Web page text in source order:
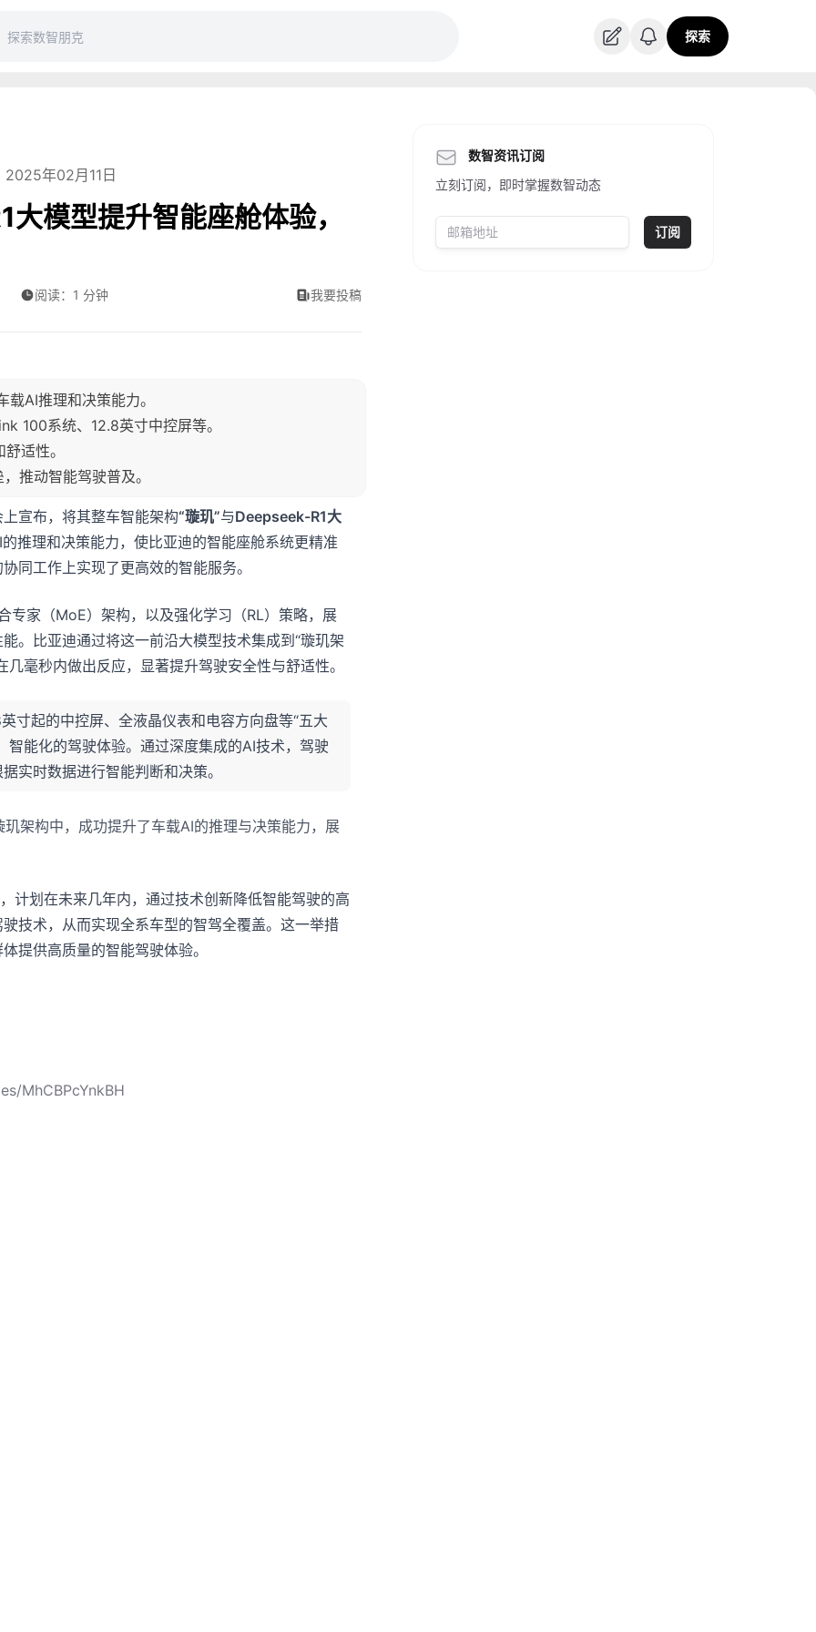
探索
2025年02月11日
模型提升智能座舱体验，
阅读：1 分钟 我要投稿
AI推理和决策能力。
100系统、12.8英寸中控屏等。
适性。
推动智能驾驶普及。
宣布，将其整车智能架构“璇玑”与Deepseek-R1大
推理和决策能力，使比亚迪的智能座舱系统更精准
同工作上实现了更高效的智能服务。
专家（MoE）架构，以及强化学习（RL）策略，展
。比亚迪通过将这一前沿大模型技术集成到“璇玑架
毫秒内做出反应，显著提升驾驶安全性与舒适性。
寸起的中控屏、全液晶仪表和电容方向盘等“五大
智能化的驾驶体验。通过深度集成的AI技术，驾驶
实时数据进行智能判断和决策。
架构中，成功提升了车载AI的推理与决策能力，展
计划在未来几年内，通过技术创新降低智能驾驶的高
技术，从而实现全系车型的智驾全覆盖。这一举措
提供高质量的智能驾驶体验。
数智资讯订阅
立刻订阅，即时掌握数智动态
订阅
MhCBPcYnkBH